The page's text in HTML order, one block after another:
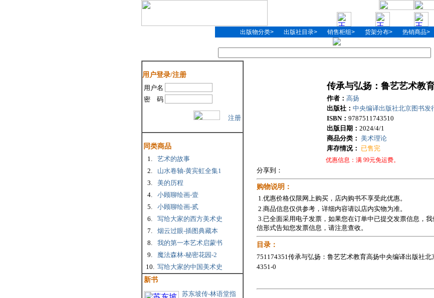
出版物分类> 出版社目录> 销售柜组> 货架分布> 热销商品>
用户登录/注册
用户名
密 码
注册
同类商品
1.
艺术的故事
2.
山水卷轴-黄宾虹全集1
3.
美的历程
4.
小顾聊绘画-壹
5.
小顾聊绘画-贰
6.
写给大家的西方美术史
7.
烟云过眼-插图典藏本
8.
我的第一本艺术启蒙书
9.
魔法森林-秘密花园-2
10. 写给大家的中国美术史
新书
苏东坡传-林语堂指
传承与弘扬：鲁艺艺术教
作者： 高扬
出版社： 中央编译出版社北京图书发
ISBN： 9787511743510
出版日期： 2024/4/1
商品分类： 美术理论
库存情况： 已售完
优惠信息： 满 99元免运费。
分享到：
购物说明：
1.优惠价格仅限网上购买，店内购书不享受此优惠。
2.商品信息仅供参考，详细内容请以店内实物为准。
3.已全面采用电子发票，如果您在订单中已提交发票信息，
信形式告知您发票信息，请注意查收。
目录：
751174351传承与弘扬：鲁艺艺术教育高扬中央编译出版社北
4351-0